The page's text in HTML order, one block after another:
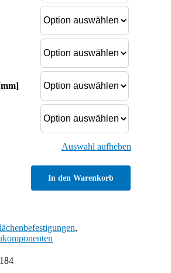
Auswahl aufheben
In den Warenkorb
,